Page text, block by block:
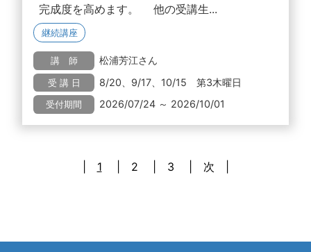
完成度を高めます。 他の受講生...
継続講座
講 師 松浦芳江さん
受 講 日 8/20、9/17、10/15 第3木曜日
受付期間 2026/07/24 ～ 2026/10/01
1 2 3 次